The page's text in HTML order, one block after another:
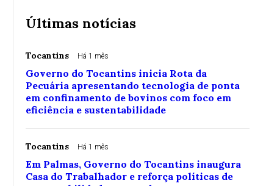
Últimas notícias
Tocantins Há 1 mês
Governo do Tocantins inicia Rota da
Pecuária apresentando tecnologia de ponta
em confinamento de bovinos com foco em
eficiência e sustentabilidade
Tocantins Há 1 mês
Em Palmas, Governo do Tocantins inaugura
Casa do Trabalhador e reforça políticas de